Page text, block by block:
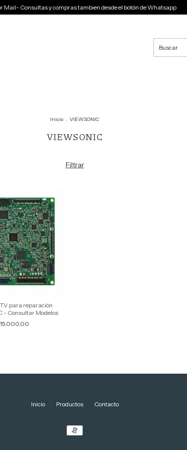
Consultas y compras tambien desde el botón de Whatsapp
Inicio . VIEWSONIC
VIEWSONIC
Filtrar
para reparación
- Consultar Modelos
Inicio Productos Contacto